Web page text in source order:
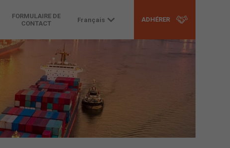
FORMULAIRE DE
CONTACT
Français ADHÉRER